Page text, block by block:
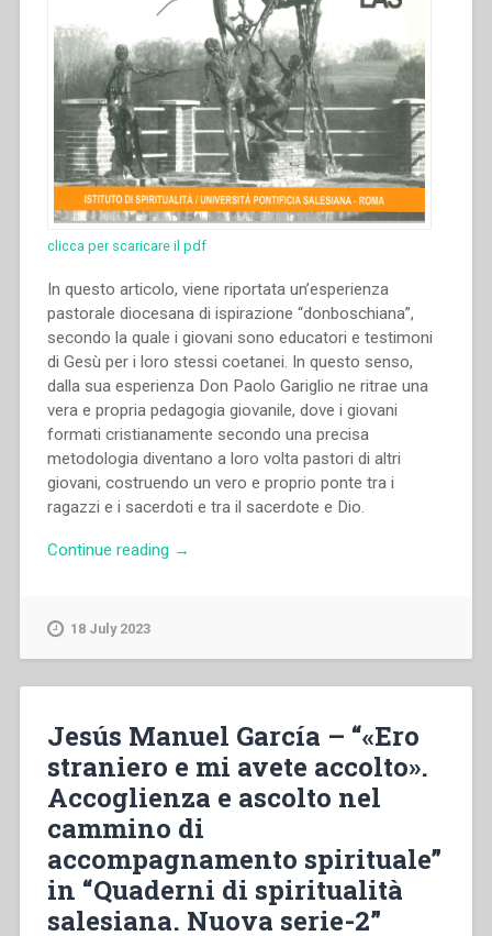
clicca per scaricare il pdf
In questo articolo, viene riportata un’esperienza
pastorale diocesana di ispirazione “donboschiana”,
secondo la quale i giovani sono educatori e testimoni
di Gesù per i loro stessi coetanei. In questo senso,
dalla sua esperienza Don Paolo Gariglio ne ritrae una
vera e propria pedagogia giovanile, dove i giovani
formati cristianamente secondo una precisa
metodologia diventano a loro volta pastori di altri
giovani, costruendo un vero e proprio ponte tra i
ragazzi e i sacerdoti e tra il sacerdote e Dio.
Continue reading “Paolo
Signore?
Chi
ha
mani
innocenti
e
cuore
puro».
→
18 July 2023
Jesús Manuel García – “«Ero
straniero e mi avete accolto».
Accoglienza e ascolto nel
cammino di
accompagnamento spirituale”
in “Quaderni di spiritualità
salesiana. Nuova serie-2”